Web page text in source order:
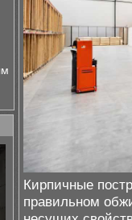
Кирпичные
правильном